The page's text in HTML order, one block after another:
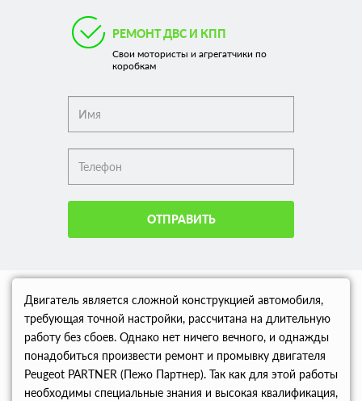
РЕМОНТ ДВС И КПП
Свои мотористы и агрегатчики по
коробкам
ОТПРАВИТЬ
Двигатель является сложной конструкцией автомобиля,
требующая точной настройки, рассчитана на длительную
работу без сбоев. Однако нет ничего вечного, и однажды
понадобиться произвести ремонт и промывку двигателя
Peugeot PARTNER (Пежо Партнер). Так как для этой работы
необходимы специальные знания и высокая квалификация,